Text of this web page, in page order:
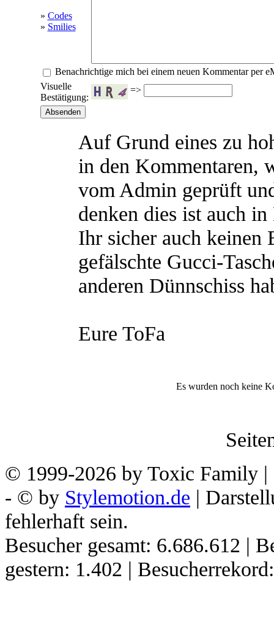
» Codes
» Smilies
Benachrichtige mich bei einem neuen Kommentar per
Visuelle
Bestätigung:
=>
Auf Grund eines zu
in den Kommentaren,
vom Admin geprüft
denken dies ist auch in
Ihr sicher auch keinen
gefälschte Gucci-
anderen Dünnschiss
Eure ToFa
Es wurden noch keine
© 1999-2026 by Toxic Family |
- © by Stylemotion.de |
fehlerhaft sein.
Besucher gesamt: 6.686.612 |
gestern: 1.402 |